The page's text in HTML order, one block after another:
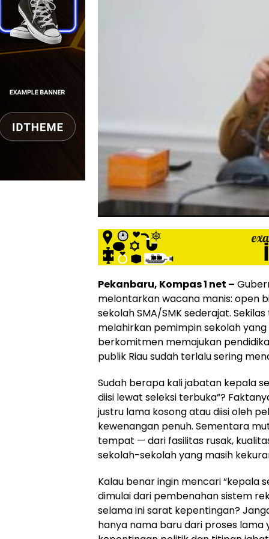
Pekanbaru, Kompas 1 net –
melontarkan wacana manis: open
sekolah SMA/SMK sederajat.
melahirkan pemimpin sekolah
berkomitmen memajukan
publik Riau sudah terlalu sering
Sudah berapa kali jabatan kepala
diisi lewat seleksi terbuka”?
justru lama kosong atau diisi oleh
kewenangan penuh. Sementara
tempat — dari fasilitas rusak,
sekolah-sekolah yang masih
Kalau benar ingin mencari “kepala
dimulai dari pembenahan sistem
selama ini sarat kepentingan?
hanya nama baru dari proses